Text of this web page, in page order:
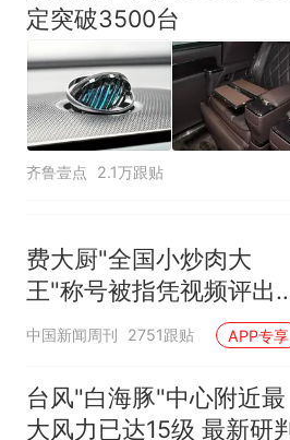
定突破3500台
齐鲁壹点 2.1万跟贴
费大厨"全国小炒肉大
王"称号被指凭视频评出
官方回应
中国新闻周刊 2751跟贴 APP专享
台风"白海豚"中心附近最
大风力已达15级 最新研